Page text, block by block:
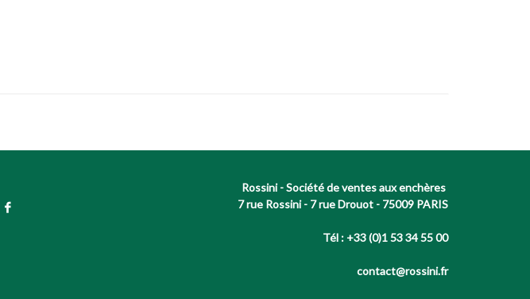
Rossini - Société de ventes aux enchères
7 rue Rossini - 7 rue Drouot - 75009 PARIS
Tél : +33 (0)1 53 34 55 00
contact@rossini.fr